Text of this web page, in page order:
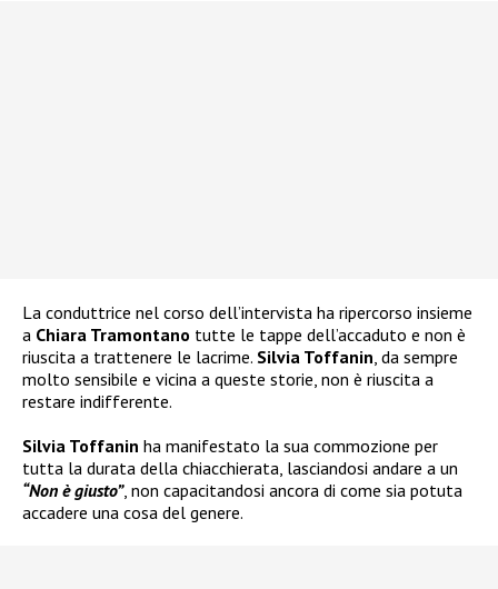
La conduttrice nel corso dell’intervista ha ripercorso insieme
a Chiara Tramontano tutte le tappe dell’accaduto e non è
riuscita a trattenere le lacrime. Silvia Toffanin, da sempre
molto sensibile e vicina a queste storie, non è riuscita a
restare indifferente.
Silvia Toffanin ha manifestato la sua commozione per
tutta la durata della chiacchierata, lasciandosi andare a un
“Non è giusto”, non capacitandosi ancora di come sia potuta
accadere una cosa del genere.